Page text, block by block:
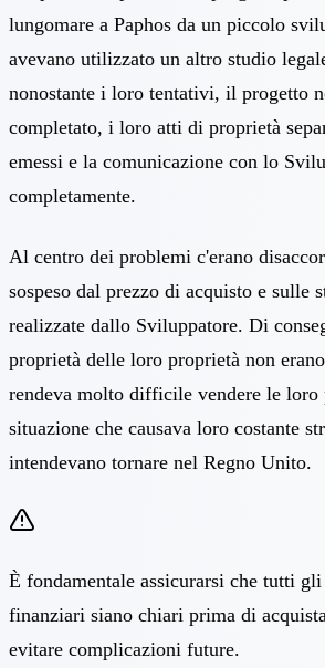
lungomare a Paphos da un piccolo
avevano utilizzato un altro studio
nonostante i loro tentativi, il progetto
completato, i loro atti di proprietà
emessi e la comunicazione con lo
completamente.
Al centro dei problemi c'erano
sospeso dal prezzo di acquisto e sulle
realizzate dallo Sviluppatore. Di
proprietà delle loro proprietà non
rendeva molto difficile vendere le
situazione che causava loro costante
intendevano tornare nel Regno Unito.
È fondamentale assicurarsi che tutti
finanziari siano chiari prima di
evitare complicazioni future.